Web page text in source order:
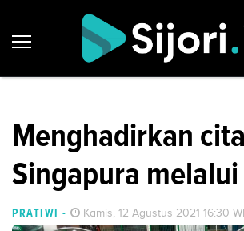
Menghadirkan
Singapura
PRATIWI - Kamis, 12 Agustus 2021 16:30